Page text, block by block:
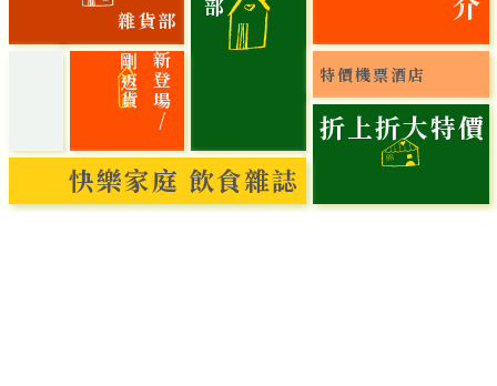
雜貨部
新
登
場
/
剛
返
貨 特價機票酒店
折上折大特價
快樂家庭 飲食雜誌